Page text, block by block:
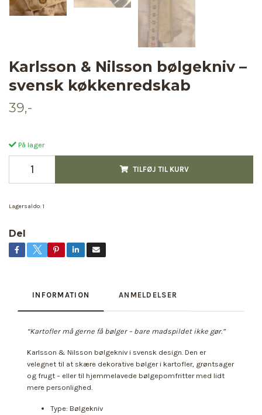
Karlsson & Nilsson bølgekniv –
svensk køkkenredskab
39,-
På lager
TILFØJ TIL KURV
Lagersaldo: 1
Del
INFORMATION ANMELDELSER
“Kartofler må gerne få bølger – bare madspildet ikke gør.”
Karlsson & Nilsson bølgekniv i svensk design. Den er
velegnet til at skære dekorative bølger i kartofler, grøntsager
og frugt – eller til hjemmelavede bølgepomfritter med lidt
mere personlighed.
Type: Bølgekniv